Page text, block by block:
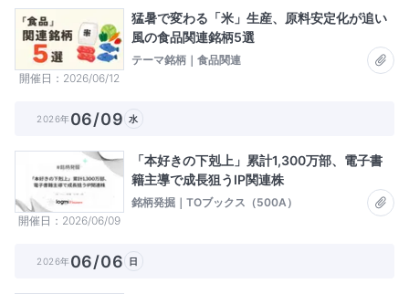
開催日 2026/06/12
猛暑で変わる「米」生産、原料安定化が追い
風の食品関連銘柄5選
テーマ銘柄｜食品関連
2026年06/09 水
開催日 2026/06/09
「本好きの下剋上」累計1,300万部、電子書
籍主導で成長狙うIP関連株
銘柄発掘｜TOブックス（500A）
2026年06/06 日